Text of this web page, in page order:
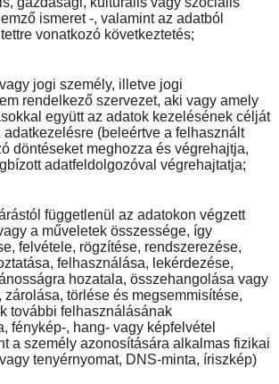
ismeret -, valamint az adatból
vonatkozó következtetés;
jogi személy, illetve jogi
rendelkező szervezet, aki vagy amely
együtt az adatok kezelésének célját
adatkezelésre (beleértve a felhasznált
döntéseket meghozza és végrehajtja,
adatfeldolgozóval végrehajtatja;
függetlenül az adatokon végzett
a műveletek összessége, így
felvétele, rögzítése, rendszerezése,
felhasználása, lekérdezése,
hozatala, összehangolása vagy
törlése és megsemmisítése,
további felhasználásának
fénykép-, hang- vagy képfelvétel
a személy azonosítására alkalmas fizikai
tenyérnyomat, DNS-minta, íriszkép)